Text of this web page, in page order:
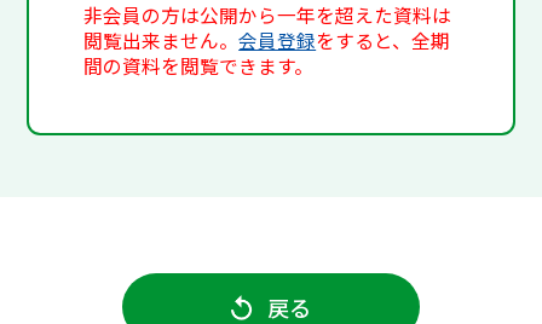
非会員の方は公開から一年を超えた資料は
閲覧出来ません。会員登録をすると、全期
間の資料を閲覧できます。
戻る